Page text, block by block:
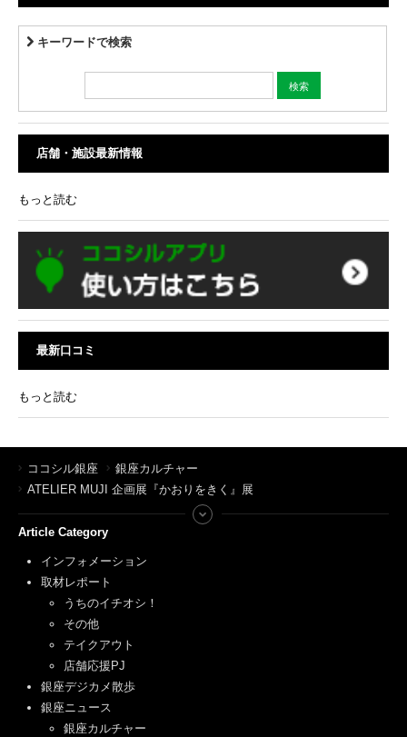
キーワードで検索
店舗・施設最新情報
もっと読む
最新口コミ
もっと読む
ココシル銀座
銀座カルチャー
ATELIER MUJI 企画展『かおりをきく』展
Article Category
インフォメーション
取材レポート
うちのイチオシ！
その他
テイクアウト
店舗応援PJ
銀座デジカメ散歩
銀座ニュース
銀座カルチャー